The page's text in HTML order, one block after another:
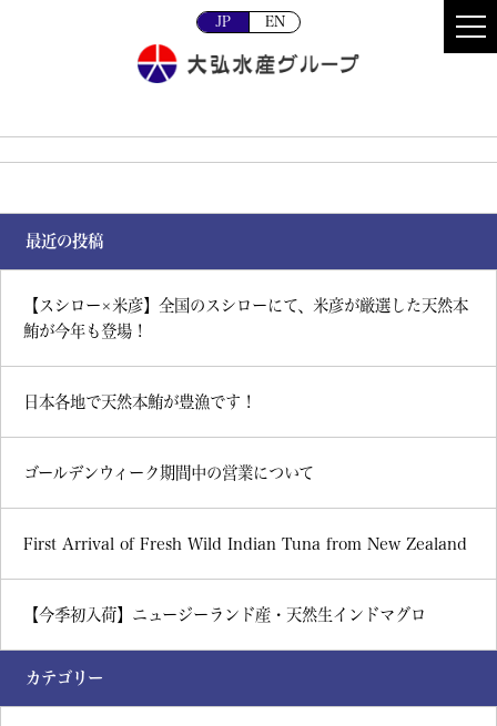
JP EN
最近の投稿
【スシロー×米彦】全国のスシローにて、米彦が厳選した天然本
鮪が今年も登場！
日本各地で天然本鮪が豊漁です！
ゴールデンウィーク期間中の営業について
First Arrival of Fresh Wild Indian Tuna from New Zealand
【今季初入荷】ニュージーランド産・天然生インドマグロ
カテゴリー